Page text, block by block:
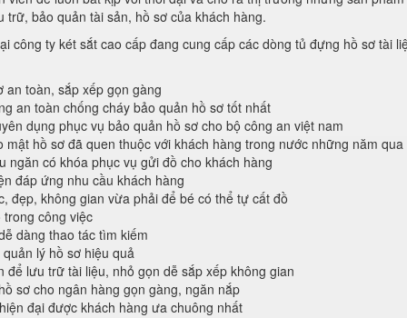
bảo quản tài sản, hồ sơ của khách hàng.
công ty két sắt cao cấp đang cung cấp các dòng tủ đựng hồ sơ tài
toàn, sắp xếp gọn gàng
an toàn chống cháy bảo quản hồ sơ tốt nhất
dụng phục vụ bảo quản hồ sơ cho bộ công an việt nam
hồ sơ đã quen thuộc với khách hàng trong nước những năm qua
ngăn có khóa phục vụ gửi đồ cho khách hàng
đáp ứng nhu cầu khách hàng
đẹp, không gian vừa phải để bé có thể tự cất đồ
công việc
dàng thao tác tìm kiếm
lý hồ sơ hiệu quả
để lưu trữ tài liệu, nhỏ gọn dễ sắp xếp không gian
sơ cho ngân hàng gọn gàng, ngăn nắp
đại được khách hàng ưa chuông nhất